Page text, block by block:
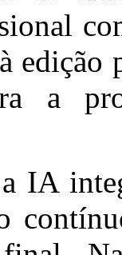
edição
a
IA